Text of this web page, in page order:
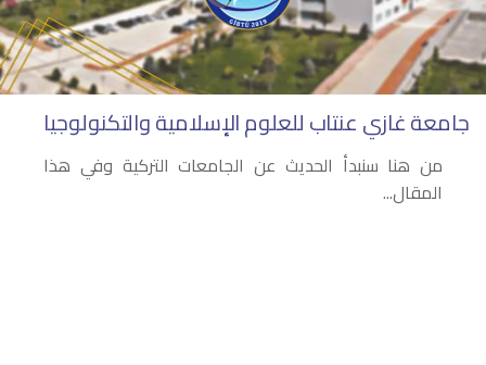
جامعة غازي عنتاب للعلوم الإسلامية والتكنولوجيا
من هنا سنبدأ الحديث عن الجامعات التركية وفي هذا
المقال...